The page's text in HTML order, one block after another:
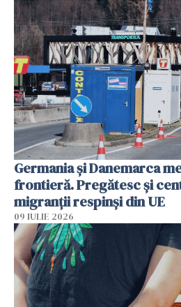
Germania și Danemarca
frontieră. Pregătesc și
migranții respinși din UE
09 IULIE 2026